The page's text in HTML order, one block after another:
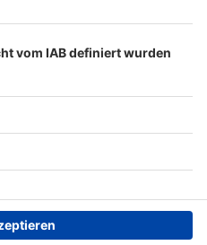
Impressum